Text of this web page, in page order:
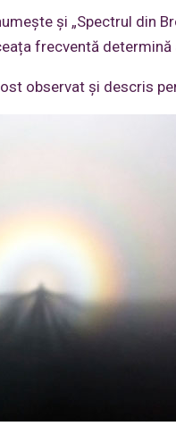
şi „Spectrul din
frecventă
observat și descris